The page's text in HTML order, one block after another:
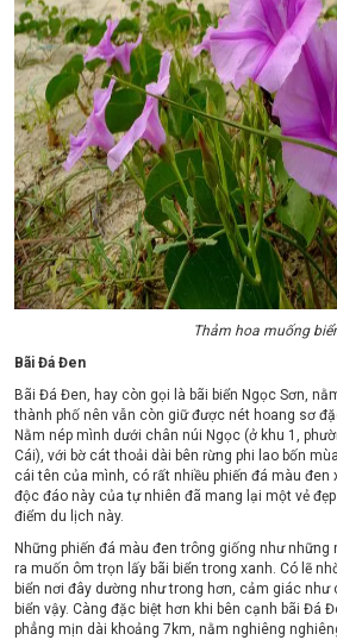
Thảm hoa muống
Bãi Đá Đen
Bãi Đá Đen, hay còn gọi là bãi biển Ngọc Sơn,
thành phố nên vẫn còn giữ được nét hoang sơ
Nằm nép mình dưới chân núi Ngọc (ở khu 1,
Cái), với bờ cát thoải dài bên rừng phi lao bốn
cái tên của mình, có rất nhiều phiến đá màu đen
độc đáo này của tự nhiên đã mang lại một vẻ
điểm du lịch này.
Những phiến đá màu đen trông giống như
ra muốn ôm trọn lấy bãi biển trong xanh. Có lẽ
biển nơi đây dường như trong hơn, cảm giác như
biển vậy. Càng đặc biệt hơn khi bên cạnh bãi Đá
phẳng mịn dài khoảng 7km, nằm nghiêng